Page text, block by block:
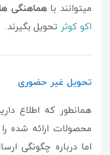
میتوانند باهماهنگی
اکو کوثر تحویل بگیرند.
تحویل غیر حضوری
همانطور که اطلاع
محصولات ارائه شده
اما درباره چگونگی